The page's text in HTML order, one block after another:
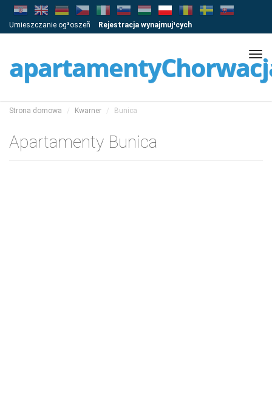
Umieszczanie og³oszeñ Rejestracja wynajmuj¹cych
Strona domowa Kwarner Bunica
Apartamenty Bunica